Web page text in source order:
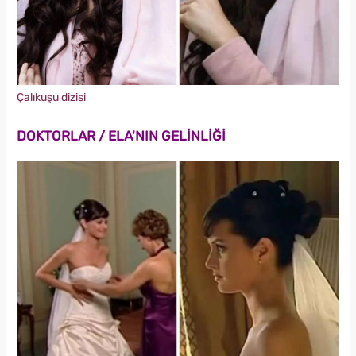
Çalıkuşu dizisi
DOKTORLAR / ELA'NIN GELİNLİĞİ